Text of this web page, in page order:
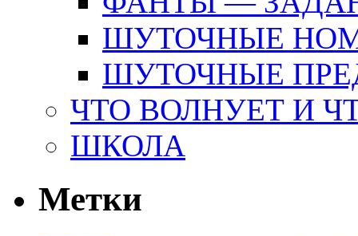
ШУТОЧНЫЕ
ШУТОЧНЫЕ
ЧТО ВОЛНУЕТ И
ШКОЛА
Метки